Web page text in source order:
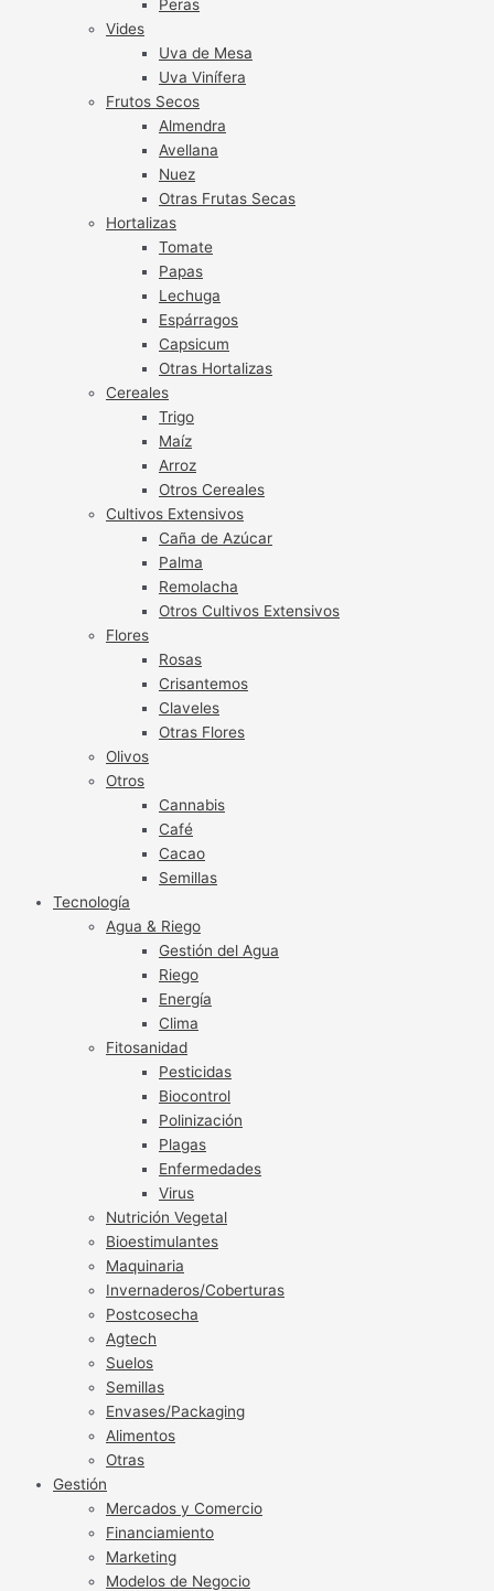
Peras
Vides
Uva de Mesa
Uva Vinífera
Frutos Secos
Almendra
Avellana
Nuez
Otras Frutas Secas
Hortalizas
Tomate
Papas
Lechuga
Espárragos
Capsicum
Otras Hortalizas
Cereales
Trigo
Maíz
Arroz
Otros Cereales
Cultivos Extensivos
Caña de Azúcar
Palma
Remolacha
Otros Cultivos Extensivos
Flores
Rosas
Crisantemos
Claveles
Otras Flores
Olivos
Otros
Cannabis
Café
Cacao
Semillas
Tecnología
Agua & Riego
Gestión del Agua
Riego
Energía
Clima
Fitosanidad
Pesticidas
Biocontrol
Polinización
Plagas
Enfermedades
Virus
Nutrición Vegetal
Bioestimulantes
Maquinaria
Invernaderos/Coberturas
Postcosecha
Agtech
Suelos
Semillas
Envases/Packaging
Alimentos
Otras
Gestión
Mercados y Comercio
Financiamiento
Marketing
Modelos de Negocio